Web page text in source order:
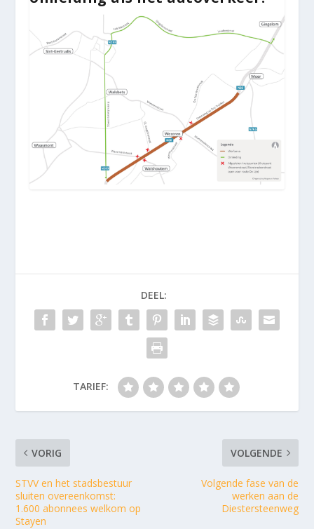
DEEL:
TARIEF:
VORIG
STVV en het stadsbestuur
sluiten overeenkomst:
1.600 abonnees welkom op
Stayen
VOLGENDE
Volgende fase van de
werken aan de
Diestersteenweg